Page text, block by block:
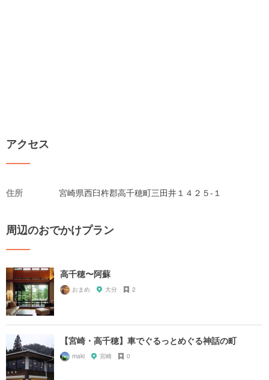
アクセス
住所 宮崎県西臼杵郡高千穂町三田井１４２５-１
周辺のおでかけプラン
高千穂〜阿蘇
おまめ 大分 2
【宮崎・高千穂】車でぐるっとめぐる神話の町
maki 宮崎 0